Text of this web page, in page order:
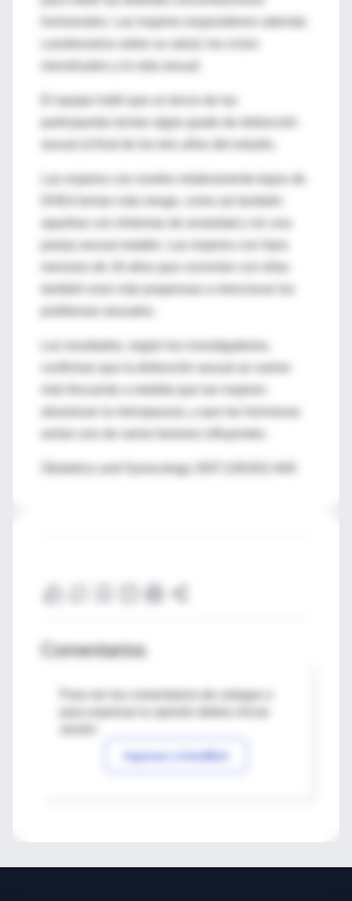
El equipo halló que un tercio de las
participantes tenían algún grado de disfunción
Las mujeres con niveles relativamente bajos de
DHEA tenían más riesgo, como así también
aquellas con síntomas de ansiedad y sin una
Los resultados, según los investigadores,
atraviesan la menopausia, y que las hormonas
Obstetrics and Gynecology 2007;109:831-840
Comentarios
Para ver los comentarios de colegas o
Ingresar a IntraMed